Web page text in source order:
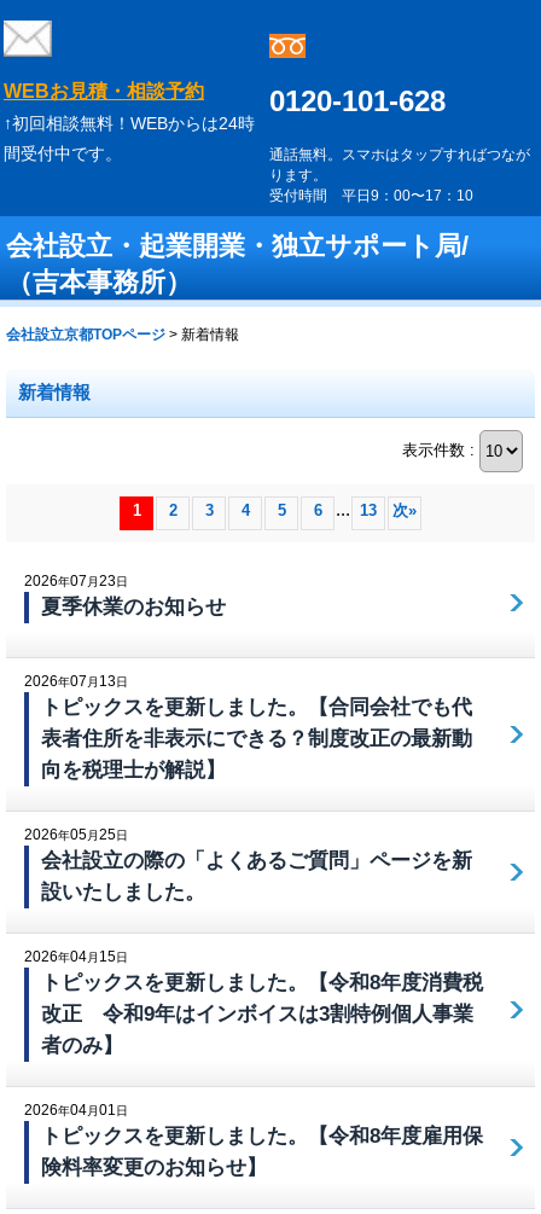
WEBお見積・相談予約
↑初回相談無料！WEBからは24時
間受付中です。
0120-101-628
通話無料。スマホはタップすればつなが
ります。
受付時間 平日9：00〜17：10
会社設立・起業開業・独立サポート局/
（吉本事務所）
会社設立京都TOPページ > 新着情報
新着情報
表示件数 :
1 2 3 4 5 6 ... 13 次»
2026年07 月23日
夏季休業のお知らせ
2026年07 月 13日
トピックスを更新しました。【合同会社でも代
表者住所を非表示にできる？制度改正の最新動
向を税理士が解説】
2026年05月25日
会社設立の際の「よくあるご質問」ページを新
設いたしました。
2026年04月 15日
トピックスを更新しました。【令和8年度消費税
改正 令和9年はインボイスは3割特例個人事業
者のみ】
2026年04月01 日
トピックスを更新しました。【令和8年度雇用保
険料率変更のお知らせ】